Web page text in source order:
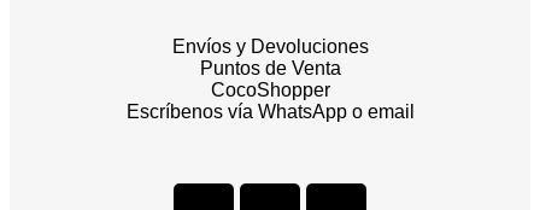
Envíos y Devoluciones
Puntos de Venta
CocoShopper
Escríbenos vía WhatsApp o email